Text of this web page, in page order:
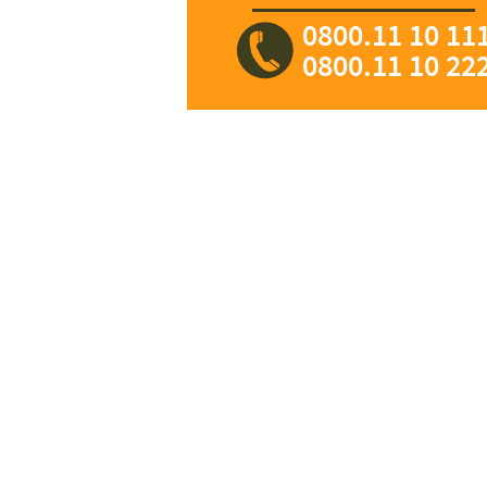
0800.11 10
0800.11 10